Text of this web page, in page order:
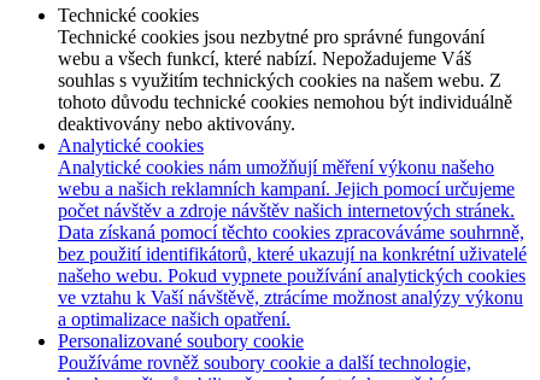
Technické cookies
Technické cookies jsou nezbytné pro správné fungování
webu a všech funkcí, které nabízí. Nepožadujeme Váš
souhlas s využitím technických cookies na našem webu. Z
tohoto důvodu technické cookies nemohou být individuálně
deaktivovány nebo aktivovány.
Analytické cookies
Analytické cookies nám umožňují měření výkonu našeho
webu a našich reklamních kampaní. Jejich pomocí určujeme
počet návštěv a zdroje návštěv našich internetových stránek.
Data získaná pomocí těchto cookies zpracováváme souhrnně,
bez použití identifikátorů, které ukazují na konkrétní uživatelé
našeho webu. Pokud vypnete používání analytických cookies
ve vztahu k Vaší návštěvě, ztrácíme možnost analýzy výkonu
a optimalizace našich opatření.
Personalizované soubory cookie
Používáme rovněž soubory cookie a další technologie,